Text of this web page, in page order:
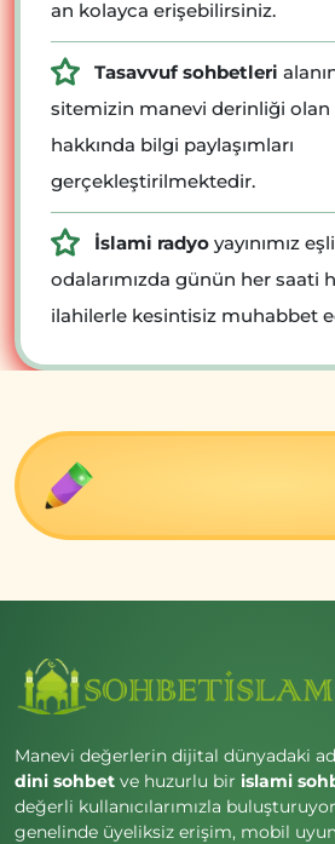
an kolayca erişebilirsiniz.
Tasavvuf sohbetleri
sitemizin manevi derinliği olan
hakkında bilgi paylaşımları
gerçekleştirilmektedir.
İslami radyo yayınımız
odalarımızda günün her saati
ilahilerle kesintisiz muhabbet
Manevi değerlerin dijital dünyadaki
dini sohbet ve huzurlu bir islami
değerli kullanıcılarımızla
genelinde üyeliksiz erişim, mobil